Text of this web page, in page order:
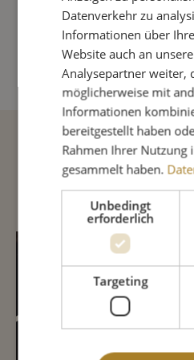
Produkt Anzahl:
IN DEN
Beschreibung
Datenverkehr zu
Informationen über
Website auch an
Analysepartner weiter,
möglicherweise mit
Informationen
bereitgestellt haben
Rahmen Ihrer Nutzung
gesammelt haben.
Unbedingt
erforderlich
Targeting